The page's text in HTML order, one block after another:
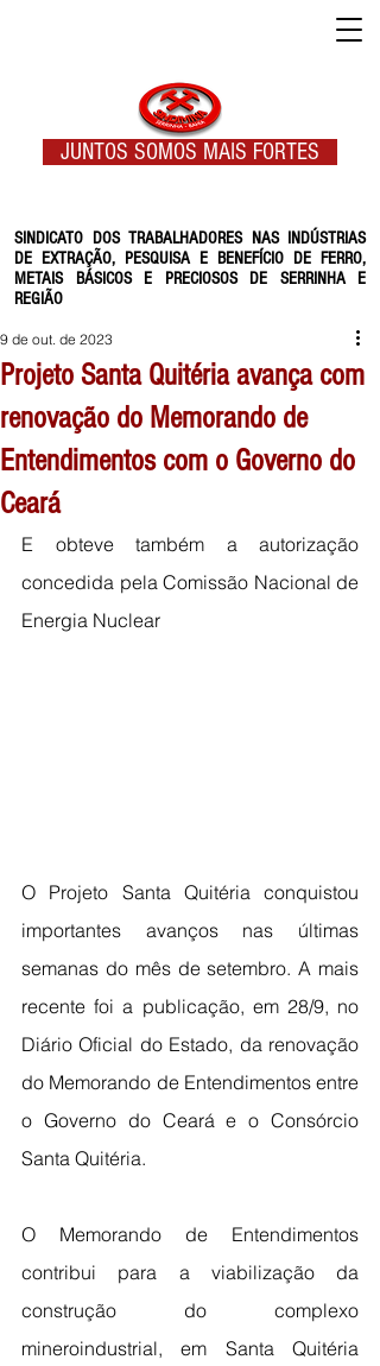
SINDICATO DOS TRABALHADORES NAS INDÚSTRIAS
DE EXTRAÇÃO, PESQUISA E BENEFÍCIO DE FERRO,
METAIS BÁSICOS E PRECIOSOS DE SERRINHA E
REGIÃO
JUNTOS SOMOS MAIS FORTES
Projeto Santa Quitéria avança com
renovação do Memorando de
Entendimentos com o Governo do
Ceará
9 de out. de 2023
E obteve também a autorização
concedida pela Comissão Nacional de
Energia Nuclear
O Projeto Santa Quitéria conquistou
importantes avanços nas últimas
semanas do mês de setembro. A mais
recente foi a publicação, em 28/9, no
Diário Oficial do Estado, da renovação
do Memorando de Entendimentos entre
o Governo do Ceará e o Consórcio
Santa Quitéria.
O Memorando de Entendimentos
contribui para a viabilização da
construção do complexo
mineroindustrial, em Santa Quitéria